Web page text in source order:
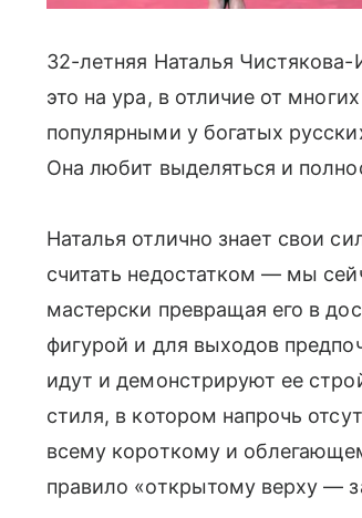
32-летняя Наталья
это на ура, в отличие от
популярными у богатых
Она любит выделяться и
Наталья отлично знает свои
считать недостатком — мы
мастерски превращая его в
фигурой и для выходов
идут и демонстрируют ее
стиля, в котором напрочь
всему короткому и
правило «открытому верху —